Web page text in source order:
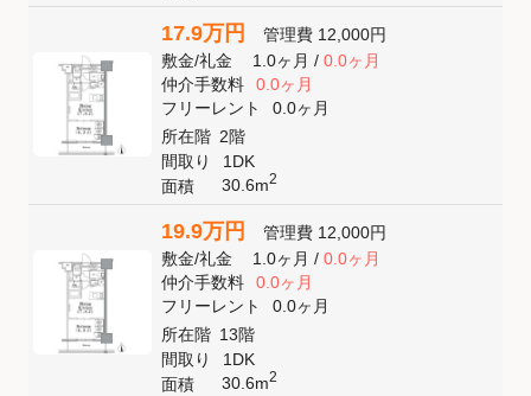
17.9万円 管理費 12,000円
敷金/礼金 1.0ヶ月/ 0.0ヶ月
仲介手数料
0.0ヶ月
フリーレント
0.0ヶ月
所在階 2階
間取り
1DK
面積
30.6m2
19.9万円 管理費 12,000円
敷金/礼金 1.0ヶ月/ 0.0ヶ月
仲介手数料
0.0ヶ月
フリーレント
0.0ヶ月
所在階 13階
間取り
1DK
面積
30.6m2